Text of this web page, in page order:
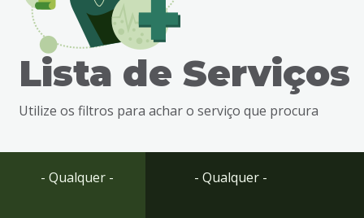
busca
Ir
Lista de Serviços
Utilize os filtros para achar o serviço que procura
- Qualquer - - Qualquer -